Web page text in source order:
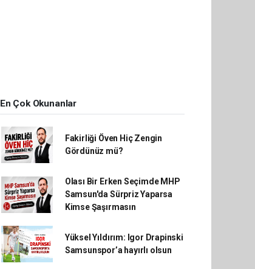
En Çok Okunanlar
Fakirliği Öven Hiç Zengin
Gördünüz mü?
Olası Bir Erken Seçimde MHP
Samsun'da Sürpriz Yaparsa
Kimse Şaşırmasın
Yüksel Yıldırım: Igor Drapinski
Samsunspor’a hayırlı olsun